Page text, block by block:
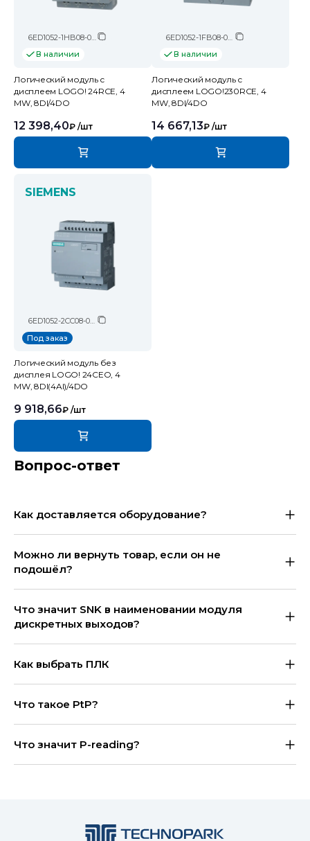
6ED1052-1HB08-0BA2
В наличии
Логический модуль c
дисплеем LOGO! 24RCE, 4
MW, 8DI/4DO
12 398,40₽ /шт
6ED1052-1FB08-0BA2
В наличии
Логический модуль c
дисплеем LOGO!230RCE, 4
MW, 8DI/4DO
14 667,13₽ /шт
SIEMENS
6ED1052-2CC08-0BA2
Под заказ
Логический модуль без
дисплея LOGO! 24CEO, 4
MW, 8DI(4AI)/4DO
9 918,66₽ /шт
Вопрос-ответ
Как доставляется оборудование?
Можно ли вернуть товар, если он не
подошёл?
Что значит SNK в наименовании модуля
дискретных выходов?
Как выбрать ПЛК
Что такое PtP?
Что значит P-reading?